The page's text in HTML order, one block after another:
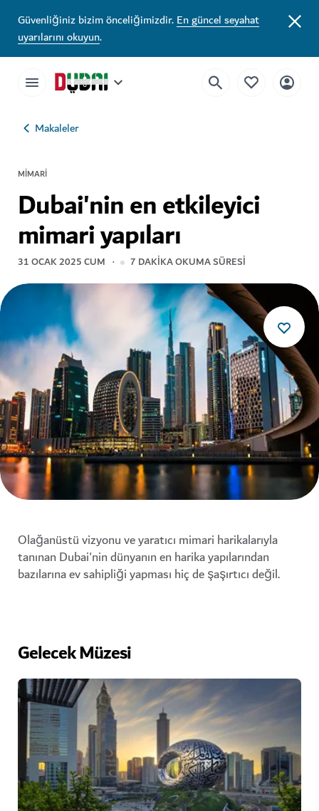
Güvenliğiniz bizim önceliğimizdir.En güncel seyahat
uyarılarını okuyun.
Makaleler
MIMARI
Dubai'nin en etkileyici
mimari yapıları
31 OCAK 2025 CUM 7 DAKIKA OKUMA SÜRESI
Olağanüstü vizyonu ve yaratıcı mimari harikalarıyla
tanınan Dubai'nin dünyanın en harika yapılarından
bazılarına ev sahipliği yapması hiç de şaşırtıcı değil.
Gelecek Müzesi